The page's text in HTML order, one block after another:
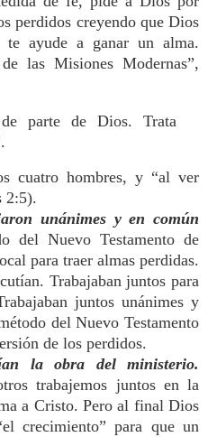
perdidos creyendo que Dios
te ayude a ganar un alma.
las Misiones Modernas”,
de parte de Dios. Trata
cuatro hombres, y “al ver
2:5).
unánimes y en común
del Nuevo Testamento de
para traer almas perdidas.
Trabajaban juntos para
juntos unánimes y
del Nuevo Testamento
de los perdidos.
la obra del ministerio.
trabajemos juntos en la
a Cristo. Pero al final Dios
crecimiento” para que un